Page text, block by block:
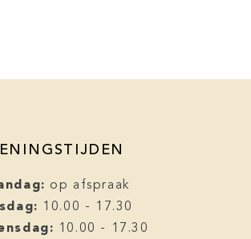
op afspraak
10.00 - 17.30
10.00 - 17.30